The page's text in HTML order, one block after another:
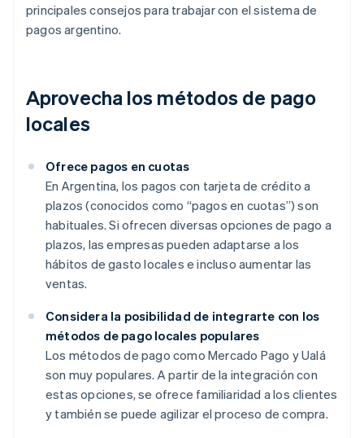
principales consejos para trabajar con el sistema de
pagos argentino.
Aprovecha los métodos de pago
locales
Ofrece pagos en cuotas
En Argentina, los pagos con tarjeta de crédito a
plazos (conocidos como “pagos en cuotas”) son
habituales. Si ofrecen diversas opciones de pago a
plazos, las empresas pueden adaptarse a los
hábitos de gasto locales e incluso aumentar las
ventas.
Considera la posibilidad de integrarte con los
métodos de pago locales populares
Los métodos de pago como Mercado Pago y Ualá
son muy populares. A partir de la integración con
estas opciones, se ofrece familiaridad a los clientes
y también se puede agilizar el proceso de compra.